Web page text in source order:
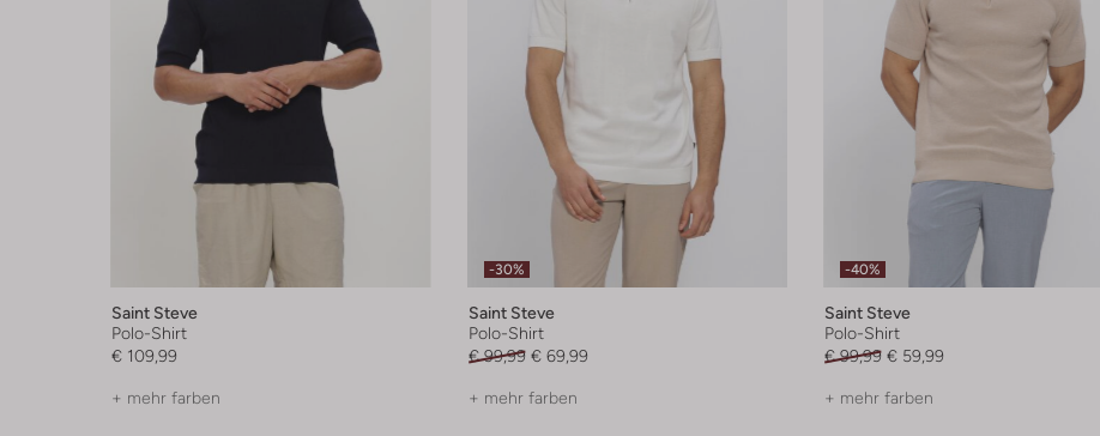
Saint Steve
Polo-Shirt
€ 109,99
+ mehr farben
-30%
Saint Steve
Polo-Shirt
€ 99,99 € 69,99
+ mehr farben
-40%
Saint Steve
Polo-Shirt
€ 99,99 € 59,99
+ mehr farben